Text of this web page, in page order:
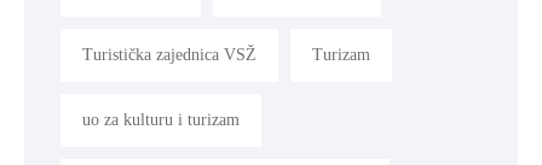
Turistička zajednica VSŽ Turizam
uo za kulturu i turizam